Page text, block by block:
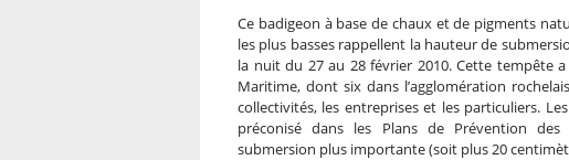
Ce badigeon à base de chaux et de pigments
les plus basses rappellent la hauteur de
la nuit du 27 au 28 février 2010. Cette tempête
Maritime, dont six dans l’agglomération
collectivités, les entreprises et les particuliers.
préconisé dans les Plans de Prévention des
submersion plus importante (soit plus 20